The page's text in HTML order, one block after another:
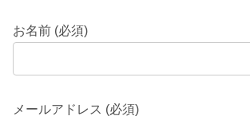
お名前 (必須)
メールアドレス (必須)